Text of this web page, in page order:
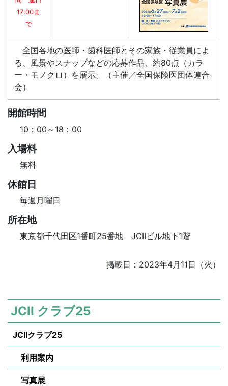
17:00ま
で
全国各地の医師・歯科医師とその家族・従業員によ
る、風景やスナップなどの応募作品、約80点（カラ
ー・モノクロ）を展示。（主催／全国保険医団体連合
会）
開館時間
10：00～18：00
入場料
無料
休館日
毎週月曜日
所在地
東京都千代田区1番町25番地 JCIIビル地下1階
掲載日：2023年4月11日（火）
JCII クラブ25
JCIIクラブ25
利用案内
写真展